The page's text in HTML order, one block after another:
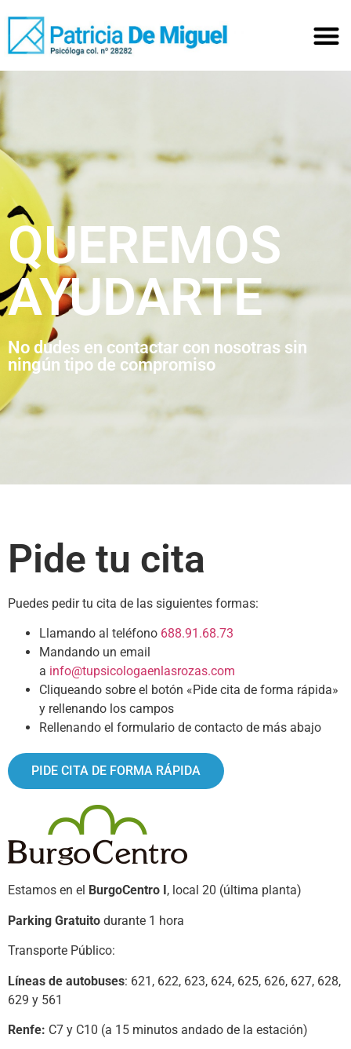
QUEREMOS
AYUDARTE
No dudes en contactar con nosotras sin
ningún tipo de compromiso
Pide tu cita
Puedes pedir tu cita de las siguientes formas:
Llamando al teléfono 688.91.68.73
Mandando un email
a info@tupsicologaenlasrozas.com
Cliqueando sobre el botón «Pide cita de forma rápida»
y rellenando los campos
Rellenando el formulario de contacto de más abajo
PIDE CITA DE FORMA RÁPIDA
Estamos en el BurgoCentro I , local 20 (última planta)
Parking Gratuito durante 1 hora
Transporte Público:
Líneas de autobuses: 621, 622, 623, 624, 625, 626, 627, 628,
629 y 561
Renfe: C7 y C10 (a 15 minutos andado de la estación)